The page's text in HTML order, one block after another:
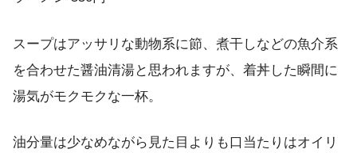
スープはアッサリな動物系に節、煮干しなどの魚介系
を合わせた醤油清湯と思われますが、着丼した瞬間に
湯気がモクモクな一杯。
油分量は少なめながら見た目よりも口当たりはオイリ